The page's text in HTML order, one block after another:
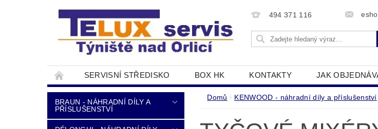
494 371 116
SERVISNÍ STŘEDISKO BOX HK KONTAKTY JAK
DOPRAVA A PLATBA NAPIŠTE NÁM OBCHODNÍ PODMÍNKY
BRAUN - NÁHRADNÍ DÍLY A
PŘÍSLUŠENSTVÍ
Domů KENWOOD - náhradní díly a příslušenství